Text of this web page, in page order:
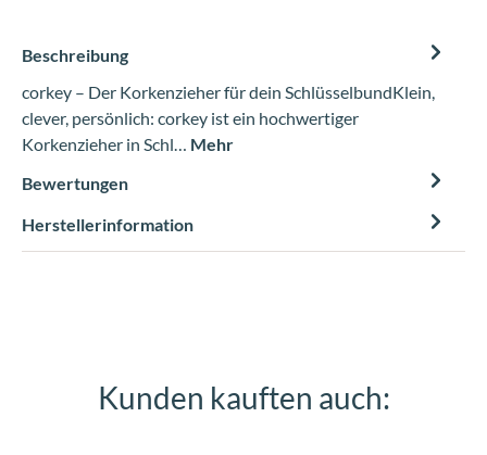
Beschreibung
corkey – Der Korkenzieher für dein SchlüsselbundKlein,
clever, persönlich: corkey ist ein hochwertiger
Korkenzieher in Schl… Mehr
Bewertungen
Herstellerinformation
Produktgalerie überspringen
Kunden kauften auch: